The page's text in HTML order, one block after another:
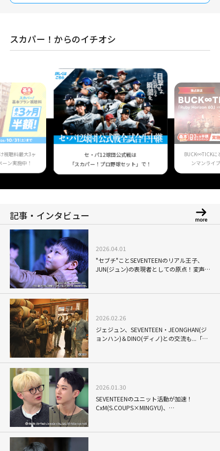
スカパー！からのイチオシ
視聴料最大3ヶ
ン実施中！
セ・パ12球団公式戦は
「スカパー！プロ野球セット」で！
BUCK∞TICKに
ンマンライ
記事・インタビュー
2026.04.01
"セブチ"ことSEVENTEENのリアル王子、
JUN(ジュン)の表現者としての原点！変声
2026.02.26
ジェジュン、SEVENTEEN・JEONGHAN(ジ
ョンハン)＆DINO(ディノ)との交流も...「デ
2026.01.30
SEVENTEENのユニット活動が加速！
CxM(S.COUPS×MINGYU)、
HOSHI×WOOZIの絆